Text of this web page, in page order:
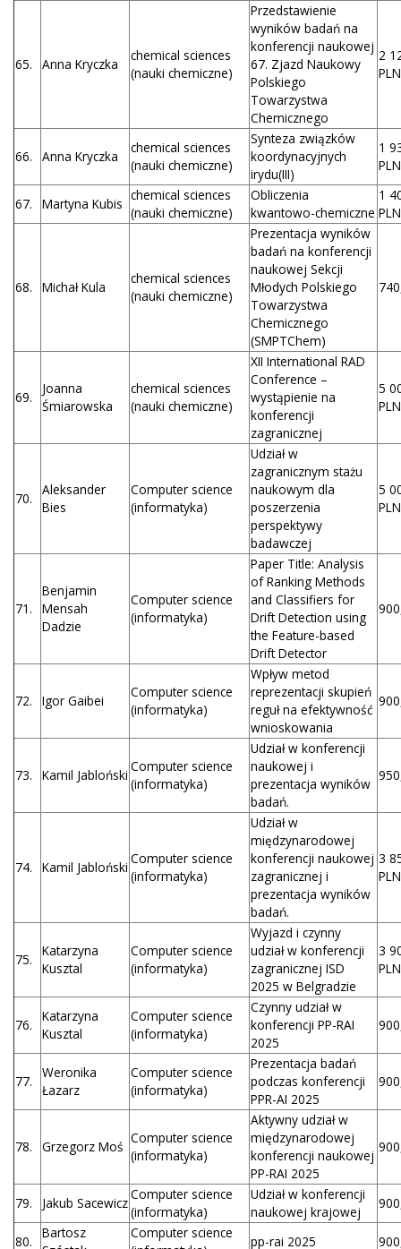
65. Anna Kryczka
chemical sciences
(nauki chemiczne)
Przedstawienie
wyników badań na
konferencji naukowej
67. Zjazd Naukowy
Polskiego
Towarzystwa
Chemicznego
2
PLN
66. Anna Kryczka
chemical sciences
(nauki chemiczne)
Synteza związków
koordynacyjnych
irydu(III)
1
PLN
67. Martyna Kubis
chemical sciences
(nauki chemiczne)
Obliczenia
kwantowo-chemiczne
1
PLN
68. Michał Kula
chemical sciences
(nauki chemiczne)
Prezentacja wyników
badań na konferencji
naukowej Sekcji
Młodych Polskiego
Towarzystwa
Chemicznego
(SMPTChem)
69.
Joanna
Śmiarowska
chemical sciences
(nauki chemiczne)
XII International RAD
Conference –
wystąpienie na
konferencji
zagranicznej
5
PLN
70.
Aleksander
Bies
Computer science
(informatyka)
Udział w
zagranicznym stażu
naukowym dla
poszerzenia
perspektywy
badawczej
5
PLN
71.
Benjamin
Mensah
Dadzie
Computer science
(informatyka)
Paper Title: Analysis
of Ranking Methods
and Classifiers for
Drift Detection using
the Feature-based
Drift Detector
72. Igor Gaibei
Computer science
(informatyka)
Wpływ metod
reprezentacji skupień
reguł na efektywność
wnioskowania
73. Kamil Jabloński
Computer science
(informatyka)
Udział w konferencji
naukowej i
prezentacja wyników
badań.
74. Kamil Jabloński
Computer science
(informatyka)
Udział w
międzynarodowej
konferencji naukowej
zagranicznej i
prezentacja wyników
badań.
3
PLN
75.
Katarzyna
Kusztal
Computer science
(informatyka)
Wyjazd i czynny
udział w konferencji
zagranicznej ISD
2025 w Belgradzie
3
PLN
76.
Katarzyna
Kusztal
Computer science
(informatyka)
Czynny udział w
konferencji PP-RAI
2025
77.
Weronika
Łazarz
Computer science
(informatyka)
Prezentacja badań
podczas konferencji
PPR-AI 2025
78. Grzegorz Moś
Computer science
(informatyka)
Aktywny udział w
międzynarodowej
konferencji naukowej
PP-RAI 2025
79. Jakub Sacewicz
Computer science
(informatyka)
Udział w konferencji
naukowej krajowej
80.
Bartosz
Computer science
pp-rai 2025